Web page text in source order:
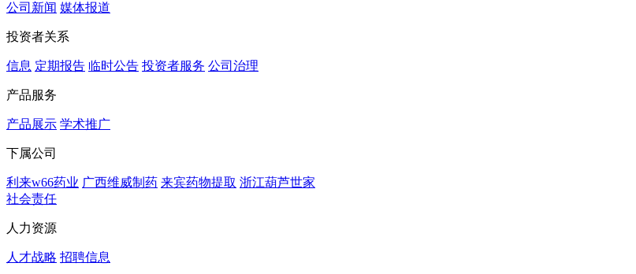
公司新闻 媒体报道
投资者关系
信息 定期报告 临时公告 投资者服务 公司治理
产品服务
产品展示 学术推广
下属公司
利来w66药业 广西维威制药 来宾药物提取 浙江葫芦世家
社会责任
人力资源
人才战略 招聘信息